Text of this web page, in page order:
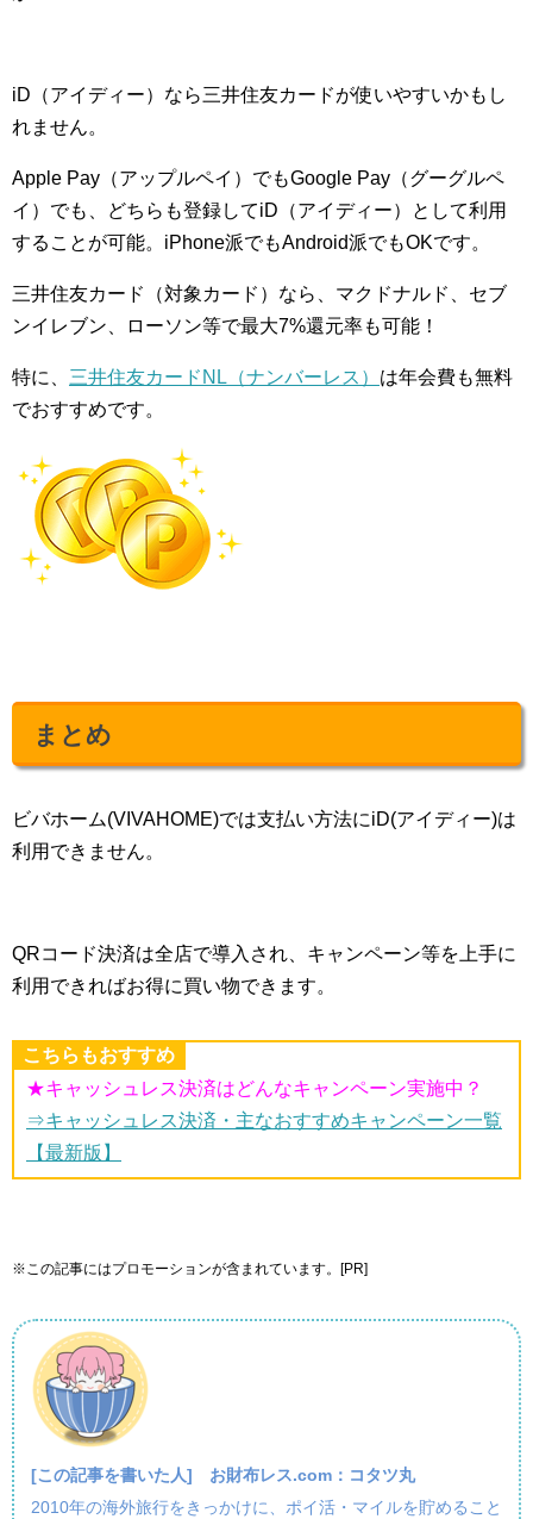
iD（アイディー）なら三井住友カードが使いやすいかもし
れません。
Apple Pay（アップルペイ）でもGoogle Pay（グーグルペ
イ）でも、どちらも登録してiD（アイディー）として利用
することが可能。iPhone派でもAndroid派でもOKです。
三井住友カード（対象カード）なら、マクドナルド、セブ
ンイレブン、ローソン等で最大7%還元率も可能！
特に、 三井住友カードNL（ナンバーレス） は年会費も無料
でおすすめです。
まとめ
ビバホーム(VIVAHOME)では支払い方法にiD(アイディー)は
利用できません。
QRコード決済は全店で導入され、キャンペーン等を上手に
利用できればお得に買い物できます。
こちらもおすすめ
★キャッシュレス決済はどんなキャンペーン実施中？
⇒キャッシュレス決済・主なおすすめキャンペーン一覧
【最新版】
※この記事にはプロモーションが含まれています。[PR]
[この記事を書いた人] お財布レス.com：コタツ丸
2010年の海外旅行をきっかけに、ポイ活・マイルを貯めること